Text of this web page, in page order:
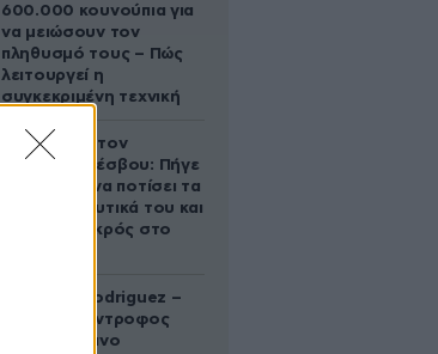
600.000 κουνούπια για
να μειώσουν τον
πληθυσμό τους – Πώς
λειτουργεί η
συγκεκριμένη τεχνική
Τραγωδία στον
Ασώματο Λέσβου: Πήγε
στο κτήμα να ποτίσει τα
οπωροκηπευτικά του και
βρέθηκε νεκρός στο
Georgina Rodriguez –
Ξεσπά η σύντροφος
του Κριστιάνο